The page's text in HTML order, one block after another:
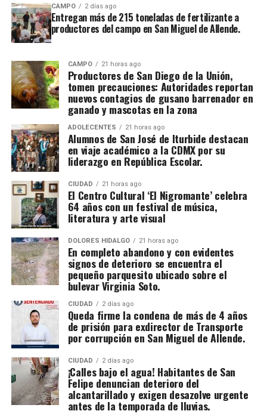
CAMPO 2 días ago
Entregan más de 215 toneladas de fertilizante a
productores del campo en San Miguel de Allende.
CAMPO 21 horas ago
Productores de San Diego de la Unión,
tomen precauciones: Autoridades reportan
nuevos contagios de gusano barrenador en
ganado y mascotas en la zona
ADOLECENTES 21 horas ago
Alumnos de San José de Iturbide destacan
en viaje académico a la CDMX por su
liderazgo en República Escolar.
CIUDAD 21 horas ago
El Centro Cultural ‘El Nigromante’ celebra
64 años con un festival de música,
literatura y arte visual
DOLORES HIDALGO 21 horas ago
En completo abandono y con evidentes
signos de deterioro se encuentra el
pequeño parquesito ubicado sobre el
bulevar Virginia Soto.
CIUDAD 2 días ago
Queda firme la condena de más de 4 años
de prisión para exdirector de Transporte
por corrupción en San Miguel de Allende.
CIUDAD 2 días ago
¡Calles bajo el agua! Habitantes de San
Felipe denuncian deterioro del
alcantarillado y exigen desazolve urgente
antes de la temporada de lluvias.